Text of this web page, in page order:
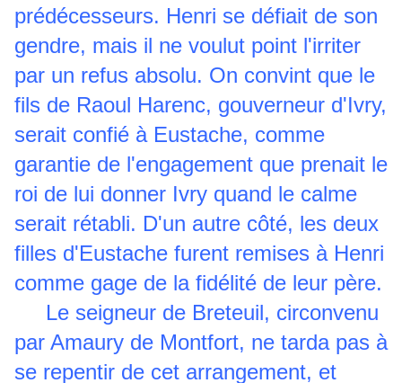
prédécesseurs. Henri se défiait de son
gendre, mais il ne voulut point l'irriter
par un refus absolu. On convint que le
fils de Raoul Harenc, gouverneur d'Ivry,
serait confié à Eustache, comme
garantie de l'engagement que prenait le
roi de lui donner Ivry quand le calme
serait rétabli. D'un autre côté, les deux
filles d'Eustache furent remises à Henri
comme gage de la fidélité de leur père.
Le seigneur de Breteuil, circonvenu
par Amaury de Montfort, ne tarda pas à
se repentir de cet arrangement, et